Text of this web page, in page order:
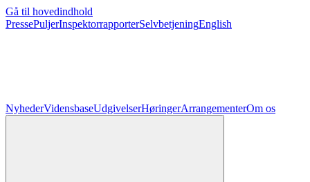
Gå til hovedindhold
PressePuljerInspektorrapporterSelvbetjeningEnglish
NyhederVidensbaseUdgivelserHøringerArrangementerOm os